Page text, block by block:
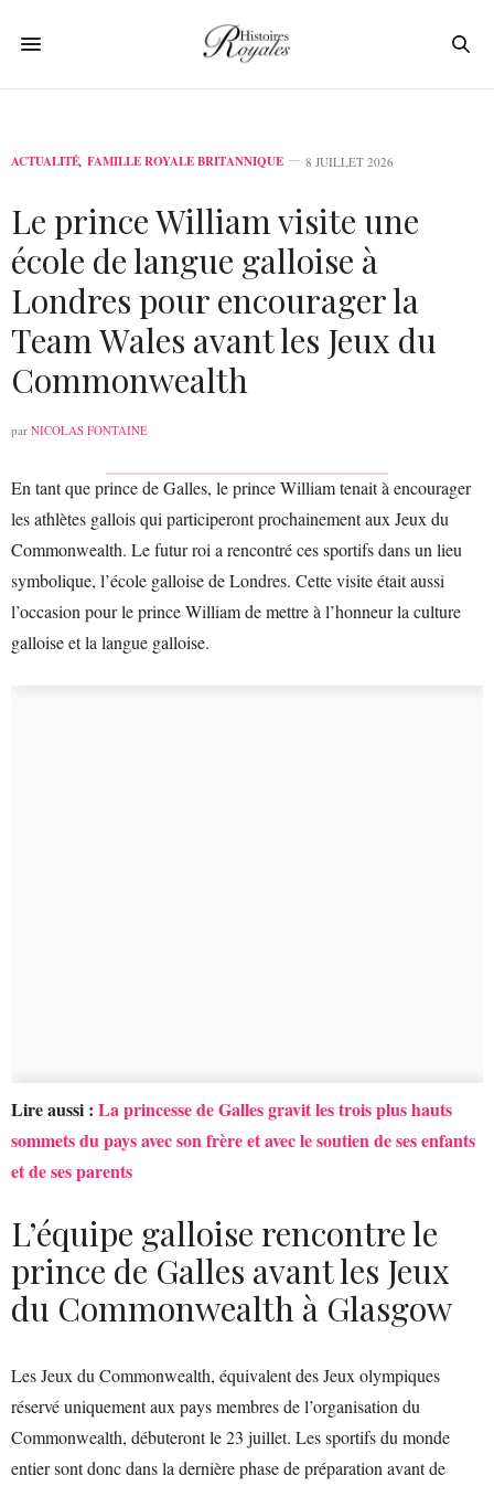
ACTUALITÉ, FAMILLE ROYALE BRITANNIQUE 8 JUILLET 2026
Le prince William visite une
école de langue galloise à
Londres pour encourager la
Team Wales avant les Jeux du
Commonwealth
par NICOLAS FONTAINE
En tant que prince de Galles, le prince William tenait à encourager
les athlètes gallois qui participeront prochainement aux Jeux du
Commonwealth. Le futur roi a rencontré ces sportifs dans un lieu
symbolique, l’école galloise de Londres. Cette visite était aussi
l’occasion pour le prince William de mettre à l’honneur la culture
galloise et la langue galloise.
Lire aussi : La princesse de Galles gravit les trois plus hauts
sommets du pays avec son frère et avec le soutien de ses enfants
et de ses parents
L’équipe galloise rencontre le
prince de Galles avant les Jeux
du Commonwealth à Glasgow
Les Jeux du Commonwealth, équivalent des Jeux olympiques
réservé uniquement aux pays membres de l’organisation du
Commonwealth, débuteront le 23 juillet. Les sportifs du monde
entier sont donc dans la dernière phase de préparation avant de